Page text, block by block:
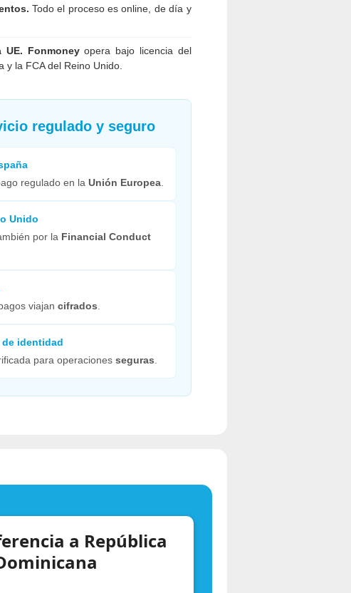
Todo el proceso es online, de día y
UE. Fonmoneyopera bajo licencia del
y la FCA del Reino Unido.
regulado y seguro
regulado en laUnión Europea
Unido
por la Financial Conduct
viajancifrados
identidad
para operacionesseguras
a República